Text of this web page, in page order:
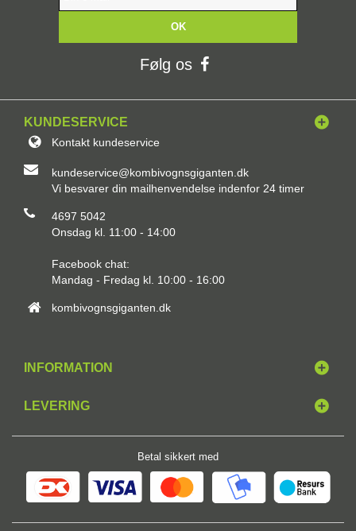
OK
Følg os
KUNDESERVICE
Kontakt kundeservice
kundeservice@kombivognsgiganten.dk
Vi besvarer din mailhenvendelse indenfor 24 timer
4697 5042
Onsdag kl. 11:00 - 14:00
Facebook chat:
Mandag - Fredag kl. 10:00 - 16:00
kombivognsgiganten.dk
INFORMATION
LEVERING
Betal sikkert med